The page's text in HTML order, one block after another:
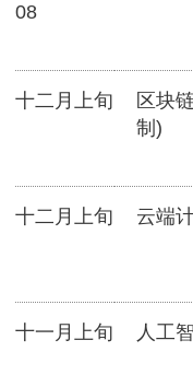
08
十二月上旬
区块
制)
十二月上旬 云端
十一月上旬 人工